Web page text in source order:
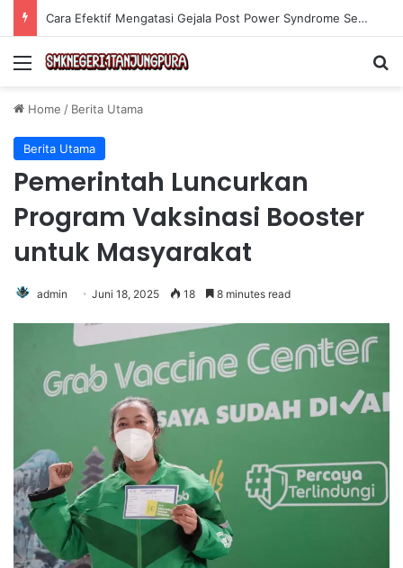
Olahraga Tanpa Alat untuk Menjaga Kebugaran Tubuh secara Efektif di Rumah
Menu
Home / Berita Utama
Berita Utama
Pemerintah Luncurkan
Program Vaksinasi Booster
untuk Masyarakat
admin Juni 18, 2025 18 8 minutes read